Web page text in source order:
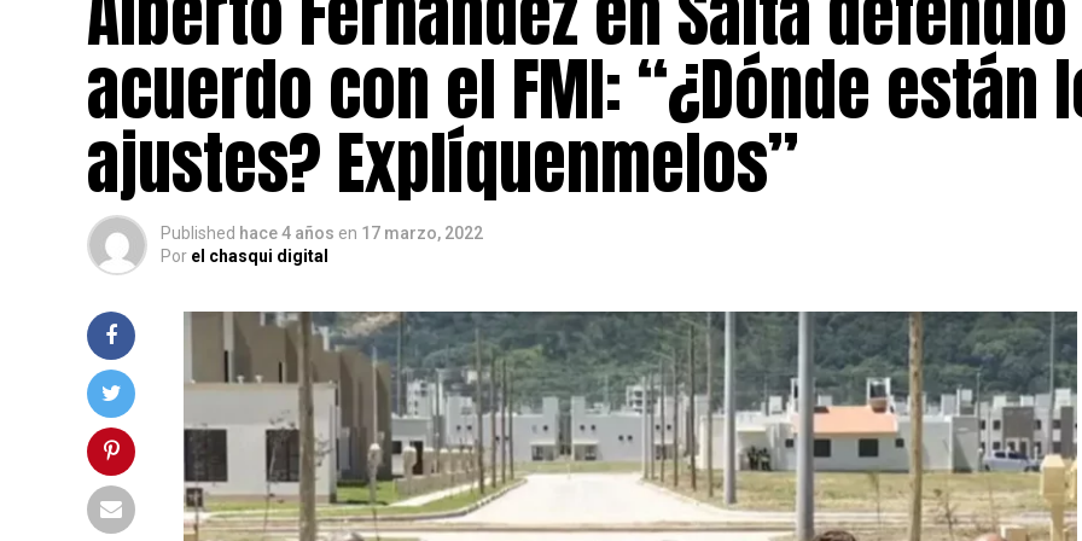
acuerdo con el FMI: “¿Dónde están
ajustes? Explíquenmelos”
Published hace 4 años en 17 marzo, 2022
Por el chasqui digital